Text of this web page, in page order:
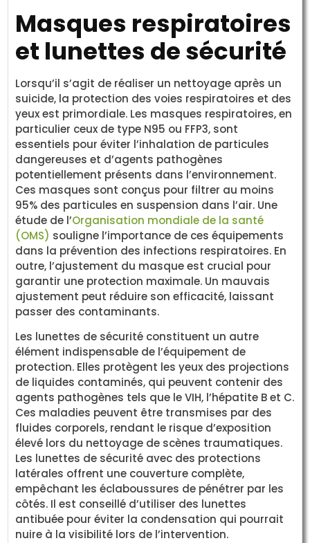
Masques respiratoires
et lunettes de sécurité
Lorsqu’il s’agit de réaliser un nettoyage après un
suicide, la protection des voies respiratoires et des
yeux est primordiale. Les masques respiratoires, en
particulier ceux de type N95 ou FFP3, sont
essentiels pour éviter l’inhalation de particules
dangereuses et d’agents pathogènes
potentiellement présents dans l’environnement.
Ces masques sont conçus pour filtrer au moins
95% des particules en suspension dans l’air. Une
étude de l’Organisation mondiale de la santé
(OMS) souligne l’importance de ces équipements
dans la prévention des infections respiratoires. En
outre, l’ajustement du masque est crucial pour
garantir une protection maximale. Un mauvais
ajustement peut réduire son efficacité, laissant
passer des contaminants.
Les lunettes de sécurité constituent un autre
élément indispensable de l’équipement de
protection. Elles protègent les yeux des projections
de liquides contaminés, qui peuvent contenir des
agents pathogènes tels que le VIH, l’hépatite B et C.
Ces maladies peuvent être transmises par des
fluides corporels, rendant le risque d’exposition
élevé lors du nettoyage de scènes traumatiques.
Les lunettes de sécurité avec des protections
latérales offrent une couverture complète,
empêchant les éclaboussures de pénétrer par les
côtés. Il est conseillé d’utiliser des lunettes
antibuée pour éviter la condensation qui pourrait
nuire à la visibilité lors de l’intervention.